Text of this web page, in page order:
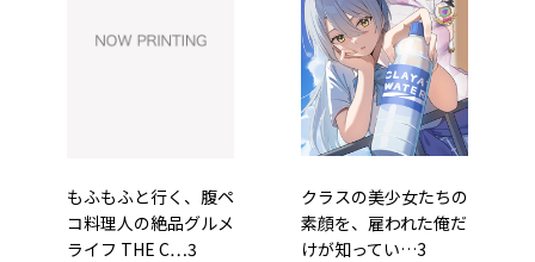
もふもふと行く、腹ペ
コ料理人の絶品グルメ
ライフ THE C…3
クラスの美少女たちの
素顔を、雇われた俺だ
けが知ってい…3